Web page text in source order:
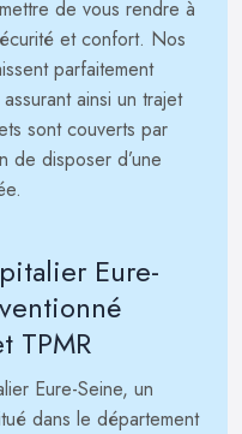
de vous rendre à
et confort. Nos
parfaitement
ainsi un trajet
sont couverts par
de disposer d’une
Eure-
TPMR
Eure-Seine, un
dans le département